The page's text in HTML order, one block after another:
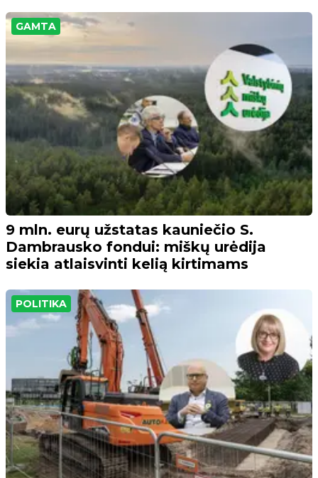
GAMTA
9 mln. eurų užstatas kauniečio S.
Dambrausko fondui: miškų urėdija
siekia atlaisvinti kelią kirtimams
POLITIKA